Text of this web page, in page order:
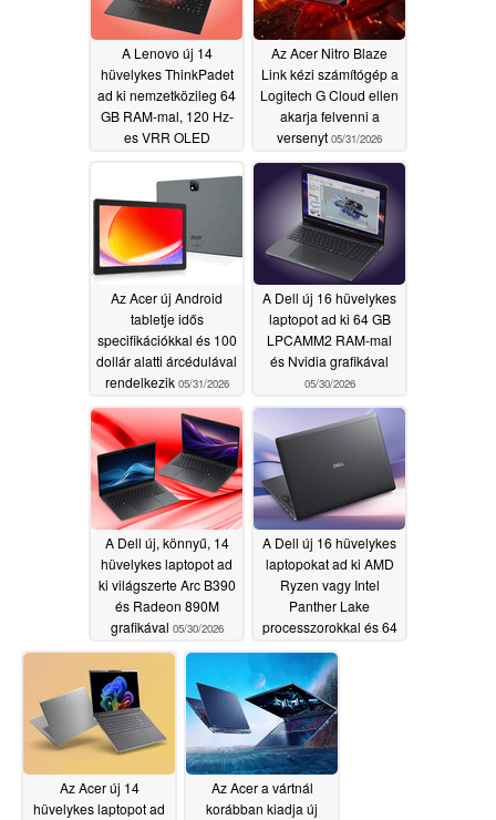
A Lenovo új 14
hüvelykes ThinkPadet
ad ki nemzetközileg 64
GB RAM-mal, 120 Hz-
es VRR OLED
processzorokkal
06/01/2026
Az Acer Nitro Blaze
Link kézi számítógép a
Logitech G Cloud ellen
akarja felvenni a
versenyt 05/31/2026
Az Acer új Android
tabletje idős
specifikációkkal és 100
dollár alatti árcédulával
rendelkezik 05/31/2026
A Dell új 16 hüvelykes
laptopot ad ki 64 GB
LPCAMM2 RAM-mal
és Nvidia grafikával
05/30/2026
A Dell új, könnyű, 14
hüvelykes laptopot ad
ki világszerte Arc B390
és Radeon 890M
grafikával 05/30/2026
A Dell új 16 hüvelykes
laptopokat ad ki AMD
Ryzen vagy Intel
Panther Lake
processzorokkal és 64
memóriával
Az Acer új 14
hüvelykes laptopot ad
Az Acer a vártnál
korábban kiadja új